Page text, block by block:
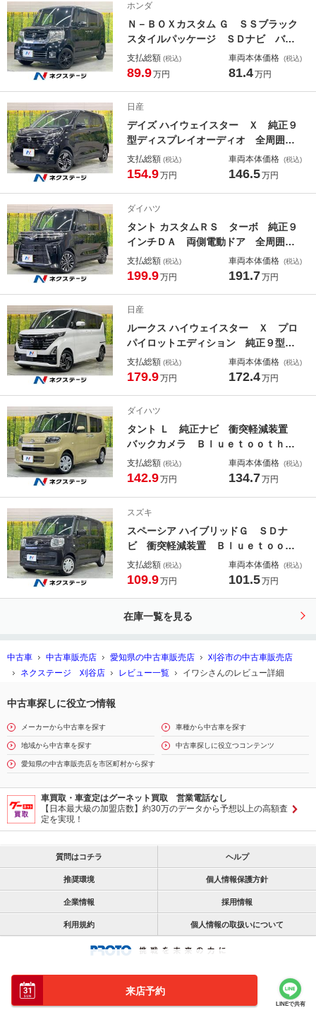
来店予約
LINEで共有
ナー
ホンダ
Ｎ－ＢＯＸカスタム Ｇ ＳＳブラック
スタイルパッケージ ＳＤナビ バッ
クカメラ 電動スライドドア 禁煙
車 スマートキー ＨＩＤヘッド ビ
Ｂｌｕｅｔｏｏｔｈ ＣＤ 電動格納
ミラー
支払総額 (税込)
89.9万円
車両本体価格 (税込)
81.4万円
日産
デイズ ハイウェイスター Ｘ 純正９
型ディスプレイオーディオ 全周囲カ
メラ 衝突被害軽減装置 禁煙車 コ
ーナーセンサー スマートキー ＬＥ
ン Ｂｌｕｅｔｏｏｔｈ
支払総額 (税込)
154.9万円
車両本体価格 (税込)
146.5万円
ダイハツ
タント カスタムＲＳ ターボ 純正９
インチＤＡ 両側電動ドア 全周囲カ
メラ 衝突被害軽減装置 レークル
禁煙車 ハーフレザーシート ドラレ
ハイビーム
支払総額 (税込)
199.9万円
車両本体価格 (税込)
191.7万円
日産
ルークス ハイウェイスター Ｘ プロ
パイロットエディション 純正９型ナ
ビ 両側電動スライド 全周囲カメ
ラ ＥＴＣ ドラレコ プロパイロッ
トエアコン 電動パーキング オート
ホールド
支払総額 (税込)
179.9万円
車両本体価格 (税込)
172.4万円
ダイハツ
タント Ｌ 純正ナビ 衝突軽減装置
バックカメラ Ｂｌｕｅｔｏｏｔｈ
ＬＥＤヘッド スマートキー プッシ
ュスタート オートエアコン 電動パ
支払総額 (税込)
142.9万円
車両本体価格 (税込)
134.7万円
スズキ
スペーシア ハイブリッドＧ ＳＤナ
ビ 衝突軽減装置 Ｂｌｕｅｔｏｏｔ
ｈ スマートキー プッシュスター
ト オートエアコン 電動格納ドアミ
支払総額 (税込)
109.9万円
車両本体価格 (税込)
101.5万円
在庫一覧を見る
中古車 中古車販売店 愛知県の中古車販売店
刈谷市の中古車販売店
ネクステージ 刈谷店
レビュー一覧 イワシさんのレビュー詳細
中古車探しに役立つ情報
メーカーから中古車を探す 車種から中古車を探す
地域から中古車を探す 中古車探しに役立つコンテンツ
愛知県の中古車販売店を市区町村から探す
車買取・車査定はグーネット買取 営業電話なし
【日本最大級の加盟店数】約30万のデータから予想以上の高額査
定を実現！
質問はコチラ ヘルプ
推奨環境 個人情報保護方針
企業情報 採用情報
利用規約 個人情報の取扱いについて